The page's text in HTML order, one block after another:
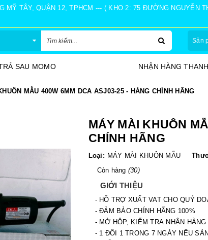
MỸ TÂY, QUẬN 12, TPHCM --- ( KHO 2: 75 ĐƯỜNG NGUYỄN
Sản
SAU MOMO NHẬN HÀNG
MẪU 400W 6MM DCA ASJ03-25 - HÀNG CHÍNH HÃNG
MÁY MÀI KHUÔN
CHÍNH HÃNG
Loại: MÁY MÀI KHUÔN MẪU
Còn hàng (30)
GIỚI THIỆU
- HỖ TRỢ XUẤT VAT CHO QUÝ
- ĐẢM BẢO CHÍNH HÃNG 100%
- MỞ HỘP, KIỂM TRA NHẬN HÀNG
- 1 ĐỔI 1 TRONG 7 NGÀY NẾU